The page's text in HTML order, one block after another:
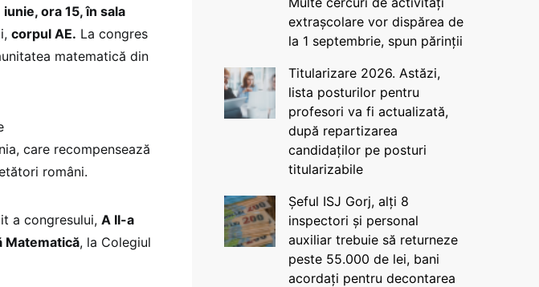
ora 15, în sala
corpul AE. La congres
matematică din
care recompensează
români.
a congresului, A II-a
Matematică, la Colegiul
extrașcolare vor dispărea de
la 1 septembrie, spun părinții
Titularizare 2026. Astăzi,
lista posturilor pentru
profesori va fi actualizată,
după repartizarea
candidaților pe posturi
titularizabile
Șeful ISJ Gorj, alți 8
inspectori și personal
auxiliar trebuie să returneze
peste 55.000 de lei, bani
acordați pentru decontarea